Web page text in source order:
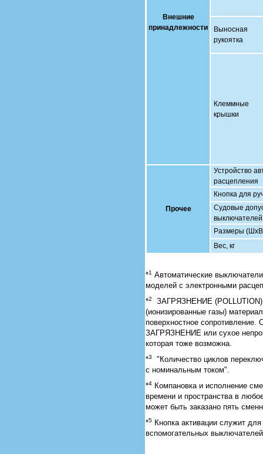
Внешние
принадлежности
Выносная
рукоятка
Клеммные
крышки
Прочее
Устройство
расцепления
Кнопка для
Судовые
выключателей
Размеры
Вес, кг
*1 Автоматические
моделей с электронными
*2
ЗАГРЯЗНЕНИЕ (POLLUTION):
(ионизированные газы)
поверхностное
ЗАГРЯЗНЕНИЕ или сухое
которая тоже возможна.
*3
"Количество циклов
с номинальным током".
*4 Компановка и исполнение
времени и пространства в
может быть заказано пять
*5 Кнопка активации служит
вспомогательных